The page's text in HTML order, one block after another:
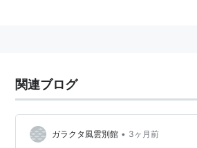
関連ブログ
ガラクタ風雲別館 • 3ヶ月前